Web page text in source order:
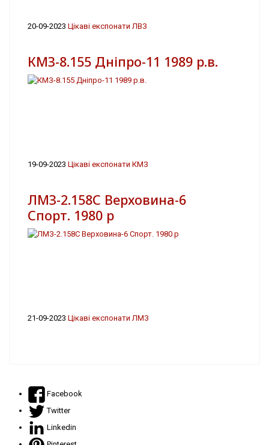
20-09-2023 Цікаві експонати ЛВЗ
КМЗ-8.155 Дніпро-11 1989 р.в.
19-09-2023 Цікаві експонати КМЗ
ЛМЗ-2.158С Верховина-6
Спорт. 1980 р
21-09-2023 Цікаві експонати ЛМЗ
Facebook
Twitter
Linkedin